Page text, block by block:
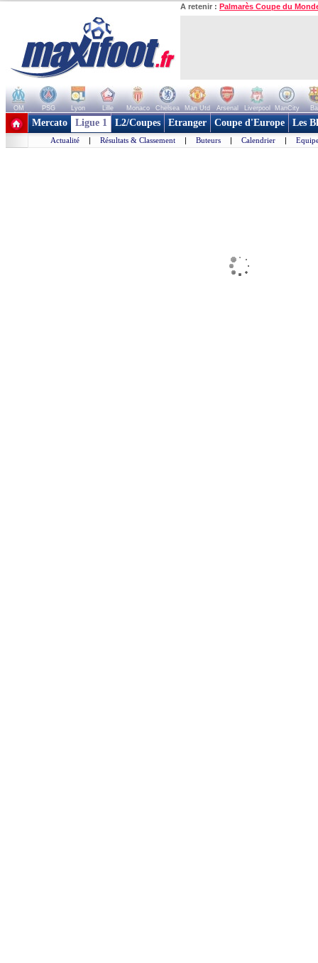
A retenir : Palmarès Coupe du
OM PSG Lyon Lille Monaco Chelsea Man Utd Arsenal Liverpool ManCity
+ de clubs
Mercato Ligue 1 L2/Coupes Etranger Coupe d'Europe Les
Actualité | Résultats & Classement | Buteurs | Calendrier |